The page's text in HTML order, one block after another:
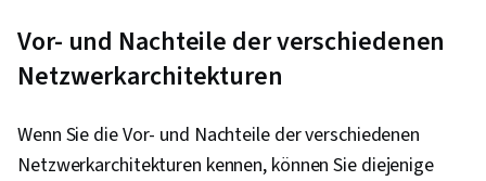
Vor- und Nachteile der verschiedenen
Netzwerkarchitekturen
Wenn Sie die Vor- und Nachteile der verschiedenen
Netzwerkarchitekturen kennen, können Sie diejenige